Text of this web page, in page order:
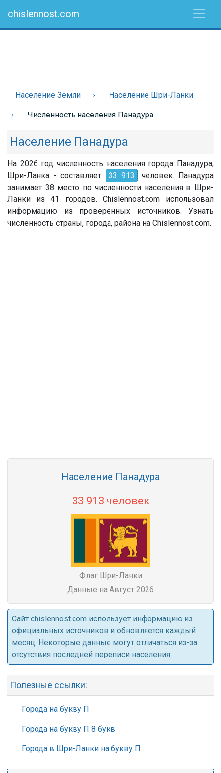
chislennost.com
Население Земли Население Шри-Ланки
Численность населения Панадура
Население Панадура
На 2026 год численность населения города Панадура,
Шри-Ланка - составляет
33 913 человек. Панадура
занимает 38 место по численности населения в Шри-
Ланки из 41 городов. Chislennost.com использовал
информацию из проверенных источников. Узнать
численность страны, города, района на Chislennost.com.
Население Панадура
33 913 человек
Флаг Шри-Ланки
Данные на Август 2026
Cайт chislennost.com использует информацию из
официальных источников и обновляется каждый
месяц. Некоторые данные могут отличаться из-за
отсутствия последней переписи населения.
Полезные ссылки:
Города на букву П
Города на букву П 8 букв
Города в Шри-Ланки на букву П